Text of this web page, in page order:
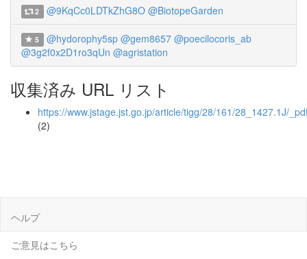
2 @9KqCc0LDTkZhG8O @BiotopeGarden
5 @hydorophy5sp @gem8657 @poecilocoris_ab
@3g2f0x2D1ro3qUn @agristation
収集済み URL リスト
https://www.jstage.jst.go.jp/article/tigg/28/161/28_1427.1J/
(2)
ヘルプ
ご意見はこちら